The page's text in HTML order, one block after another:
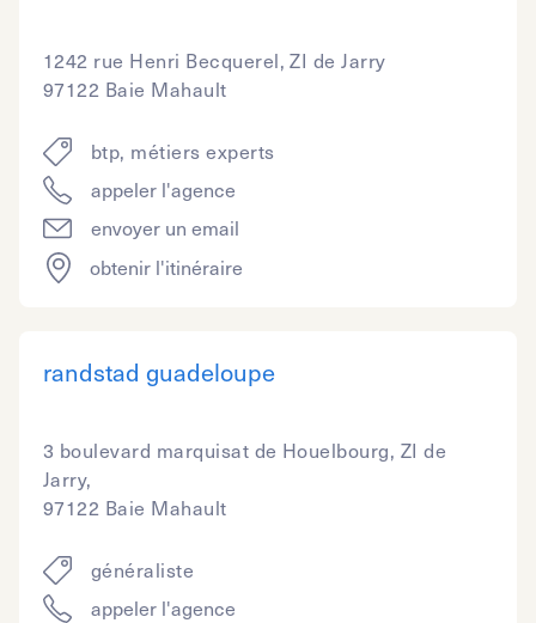
1242 rue Henri Becquerel, ZI de Jarry
97122 Baie Mahault
btp, métiers experts
appeler l'agence
envoyer un email
obtenir l'itinéraire
randstad guadeloupe
3 boulevard marquisat de Houelbourg, ZI de
Jarry,
97122 Baie Mahault
généraliste
appeler l'agence